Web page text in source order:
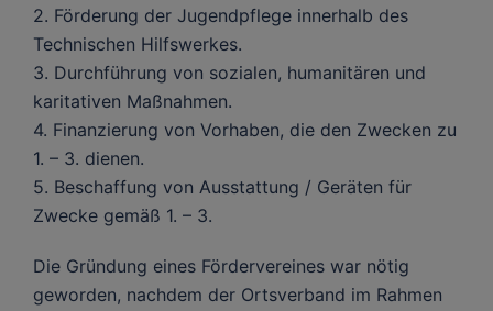
2. Förderung der Jugendpflege innerhalb des
Technischen Hilfswerkes.
3. Durchführung von sozialen, humanitären und
karitativen Maßnahmen.
4. Finanzierung von Vorhaben, die den Zwecken zu
1. – 3. dienen.
5. Beschaffung von Ausstattung / Geräten für
Zwecke gemäß 1. – 3.
Die Gründung eines Fördervereines war nötig
geworden, nachdem der Ortsverband im Rahmen